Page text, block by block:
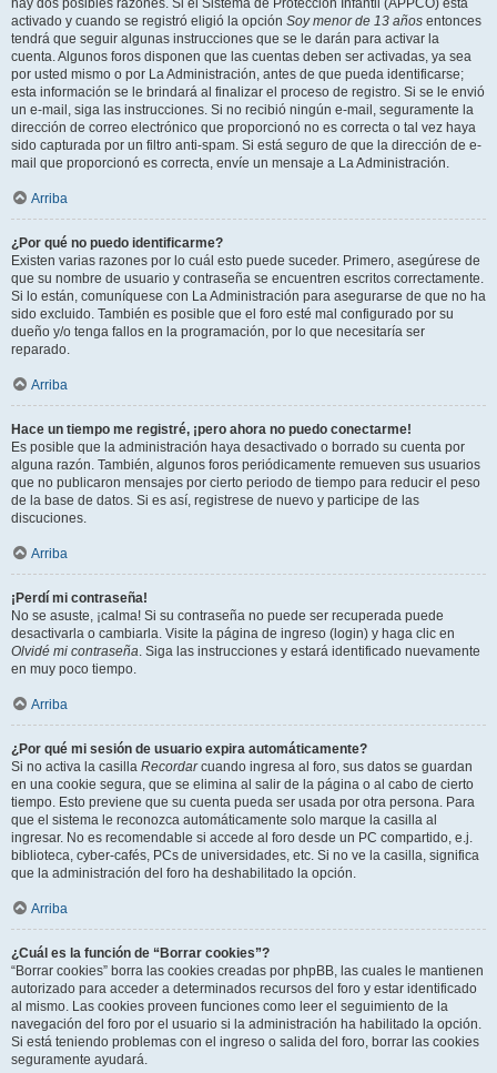
hay dos posibles razones. Si el Sistema de Protección Infantil (APPCO) está
activado y cuando se registró eligió la opción Soy menor de 13 años entonces
tendrá que seguir algunas instrucciones que se le darán para activar la
cuenta. Algunos foros disponen que las cuentas deben ser activadas, ya sea
por usted mismo o por La Administración, antes de que pueda identificarse;
esta información se le brindará al finalizar el proceso de registro. Si se le envió
un e-mail, siga las instrucciones. Si no recibió ningún e-mail, seguramente la
dirección de correo electrónico que proporcionó no es correcta o tal vez haya
sido capturada por un filtro anti-spam. Si está seguro de que la dirección de e-
mail que proporcionó es correcta, envíe un mensaje a La Administración.
Arriba
¿Por qué no puedo identificarme?
Existen varias razones por lo cuál esto puede suceder. Primero, asegúrese de
que su nombre de usuario y contraseña se encuentren escritos correctamente.
Si lo están, comuníquese con La Administración para asegurarse de que no ha
sido excluido. También es posible que el foro esté mal configurado por su
dueño y/o tenga fallos en la programación, por lo que necesitaría ser
reparado.
Arriba
Hace un tiempo me registré, ¡pero ahora no puedo conectarme!
Es posible que la administración haya desactivado o borrado su cuenta por
alguna razón. También, algunos foros periódicamente remueven sus usuarios
que no publicaron mensajes por cierto periodo de tiempo para reducir el peso
de la base de datos. Si es así, registrese de nuevo y participe de las
discuciones.
Arriba
¡Perdí mi contraseña!
No se asuste, ¡calma! Si su contraseña no puede ser recuperada puede
desactivarla o cambiarla. Visite la página de ingreso (login) y haga clic en
Olvidé mi contraseña. Siga las instrucciones y estará identificado nuevamente
en muy poco tiempo.
Arriba
¿Por qué mi sesión de usuario expira automáticamente?
Si no activa la casilla Recordarcuando ingresa al foro, sus datos se guardan
en una cookie segura, que se elimina al salir de la página o al cabo de cierto
tiempo. Esto previene que su cuenta pueda ser usada por otra persona. Para
que el sistema le reconozca automáticamente solo marque la casilla al
ingresar. No es recomendable si accede al foro desde un PC compartido, e.j.
biblioteca, cyber-cafés, PCs de universidades, etc. Si no ve la casilla, significa
que la administración del foro ha deshabilitado la opción.
Arriba
¿Cuál es la función de “Borrar cookies”?
“Borrar cookies” borra las cookies creadas por phpBB, las cuales le mantienen
autorizado para acceder a determinados recursos del foro y estar identificado
al mismo. Las cookies proveen funciones como leer el seguimiento de la
navegación del foro por el usuario si la administración ha habilitado la opción.
Si está teniendo problemas con el ingreso o salida del foro, borrar las cookies
seguramente ayudará.